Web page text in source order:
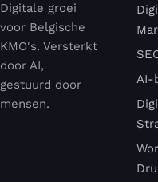
Digitale groei
voor Belgische
KMO's. Versterkt
door AI,
gestuurd door
mensen.
AI-